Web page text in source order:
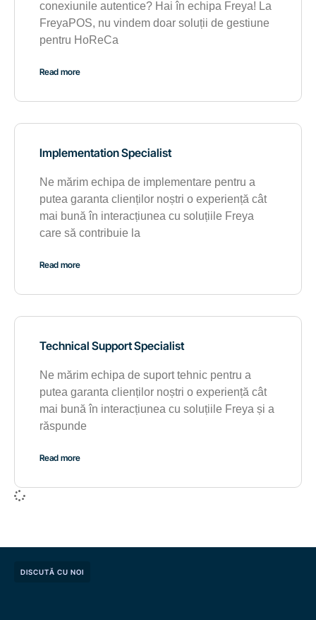
conexiunile autentice? Hai în echipa Freya! La
FreyaPOS, nu vindem doar soluții de gestiune
pentru HoReCa
Read more
Implementation Specialist
Ne mărim echipa de implementare pentru a
putea garanta clienților noștri o experiență cât
mai bună în interacțiunea cu soluțiile Freya
care să contribuie la
Read more
Technical Support Specialist
Ne mărim echipa de suport tehnic pentru a
putea garanta clienților noștri o experiență cât
mai bună în interacțiunea cu soluțiile Freya și a
răspunde
Read more
DISCUTĂ CU NOI